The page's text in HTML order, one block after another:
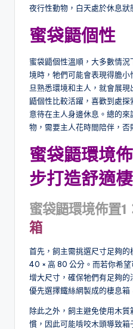
夜行性動物，白天處於休息
蜜袋鼯個性
蜜袋鼯個性溫順，大多數情
境時，牠們可能會表現得膽
旦熟悉環境和主人，就會展
鼯個性比較活躍，喜歡到處
意待在主人身邊休息。總的
物，需要主人花時間陪伴，否
蜜袋鼯環境
步打造舒適
蜜袋鼯環境佈置1
箱
首先，飼主需挑選尺寸足夠
40 × 高 80 公分。而若你希
增大尺寸，確保牠們有足夠
優先選擇鐵絲網製成的棲息箱
除此之外，飼主避免使用木
慣，因此可能啃咬木頭導致